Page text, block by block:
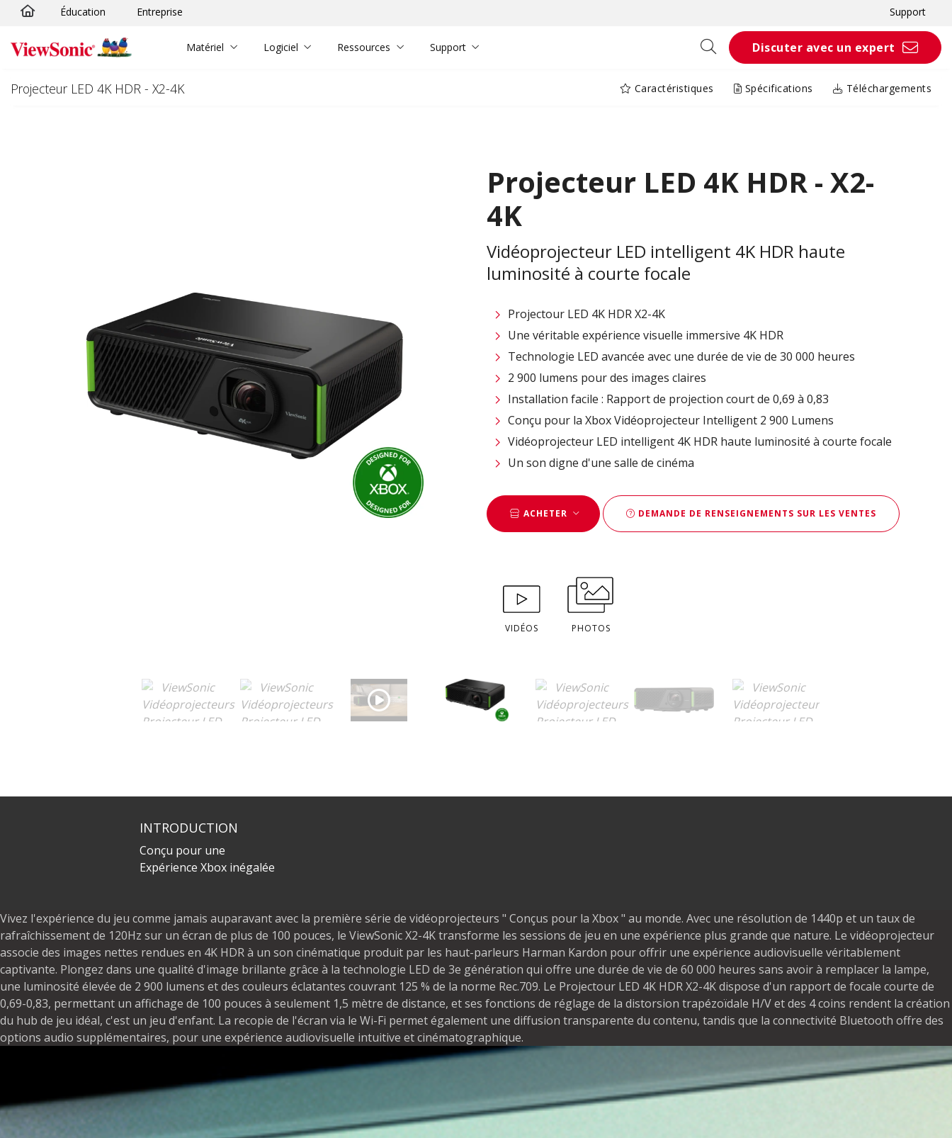
Passer au contenu principal
Éducation Entreprise Support
Matériel Logiciel Ressources Support Discuter avec un expert
Projecteur LED 4K HDR - X2-4K Caractéristiques Spécifications Téléchargements
Projecteur LED 4K HDR - X2-
4K
Vidéoprojecteur LED intelligent 4K HDR haute
luminosité à courte focale
Projectour LED 4K HDR X2-4K
Une véritable expérience visuelle immersive 4K HDR
Technologie LED avancée avec une durée de vie de 30 000 heures
2 900 lumens pour des images claires
Installation facile : Rapport de projection court de 0,69 à 0,83
Conçu pour la Xbox Vidéoprojecteur Intelligent 2 900 Lumens
Vidéoprojecteur LED intelligent 4K HDR haute luminosité à courte focale
Un son digne d'une salle de cinéma
ACHETER DEMANDE DE RENSEIGNEMENTS SUR LES VENTES
VIDÉOS PHOTOS
INTRODUCTION
Conçu pour une
Expérience Xbox inégalée
Vivez l'expérience du jeu comme jamais auparavant avec la première série de vidéoprojecteurs " Conçus pour la Xbox " au monde. Avec une résolution de 1440p et un taux de
rafraîchissement de 120Hz sur un écran de plus de 100 pouces, le ViewSonic X2-4K transforme les sessions de jeu en une expérience plus grande que nature. Le vidéoprojecteur
associe des images nettes rendues en 4K HDR à un son cinématique produit par les haut-parleurs Harman Kardon pour offrir une expérience audiovisuelle véritablement
captivante. Plongez dans une qualité d'image brillante grâce à la technologie LED de 3e génération qui offre une durée de vie de 60 000 heures sans avoir à remplacer la lampe,
une luminosité élevée de 2 900 lumens et des couleurs éclatantes couvrant 125 % de la norme Rec.709. Le Projectour LED 4K HDR X2-4K dispose d'un rapport de focale courte de
0,69-0,83, permettant un affichage de 100 pouces à seulement 1,5 mètre de distance, et ses fonctions de réglage de la distorsion trapézoïdale H/V et des 4 coins rendent la création
du hub de jeu idéal, c'est un jeu d'enfant. La recopie de l'écran via le Wi-Fi permet également une diffusion transparente du contenu, tandis que la connectivité Bluetooth offre des
options audio supplémentaires, pour une expérience audiovisuelle intuitive et cinématographique. ​